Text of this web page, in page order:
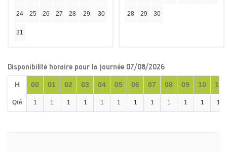
24 25 26 27 28 29 30
31
28 29 30
Disponibilité horaire pour la journée 07/08/2026
H 00 01 02 03 04 05 06 07 08 09 10 11
Qté 1 1 1 1 1 1 1 1 1 1 1 1